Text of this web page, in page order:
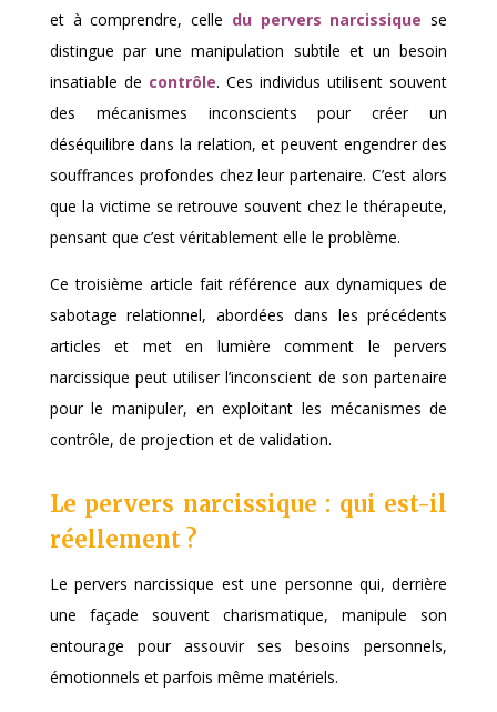
et à comprendre, celle du pervers narcissique se
distingue par une manipulation subtile et un besoin
insatiable de contrôle. Ces individus utilisent souvent
des mécanismes inconscients pour créer un
déséquilibre dans la relation, et peuvent engendrer des
souffrances profondes chez leur partenaire. C’est alors
que la victime se retrouve souvent chez le thérapeute,
pensant que c’est véritablement elle le problème.
Ce troisième article fait référence aux dynamiques de
sabotage relationnel, abordées dans les précédents
articles et met en lumière comment le pervers
narcissique peut utiliser l’inconscient de son partenaire
pour le manipuler, en exploitant les mécanismes de
contrôle, de projection et de validation.
Le pervers narcissique : qui est-il
réellement ?
Le pervers narcissique est une personne qui, derrière
une façade souvent charismatique, manipule son
entourage pour assouvir ses besoins personnels,
émotionnels et parfois même matériels.